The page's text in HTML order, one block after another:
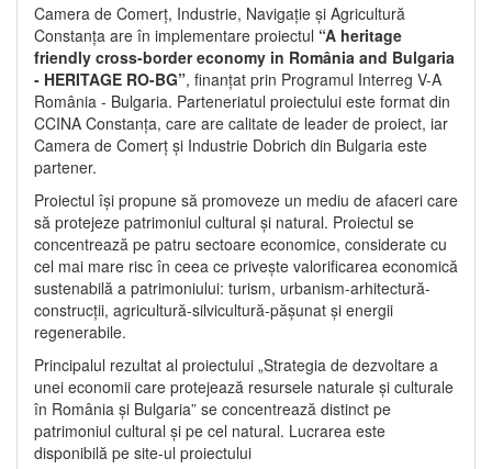
Camera de Comerț, Industrie, Navigație și Agricultură
Constanța are în implementare proiectul “A heritage
friendly cross-border economy in România and Bulgaria
- HERITAGE RO-BG”, finanțat prin Programul Interreg V-A
România - Bulgaria. Parteneriatul proiectului este format din
CCINA Constanța, care are calitate de leader de proiect, iar
Camera de Comerț și Industrie Dobrich din Bulgaria este
partener.
Proiectul își propune să promoveze un mediu de afaceri care
să protejeze patrimoniul cultural și natural. Proiectul se
concentrează pe patru sectoare economice, considerate cu
cel mai mare risc în ceea ce privește valorificarea economică
sustenabilă a patrimoniului: turism, urbanism-arhitectură-
construcții, agricultură-silvicultură-pășunat și energii
regenerabile.
Principalul rezultat al proiectului „Strategia de dezvoltare a
unei economii care protejează resursele naturale și culturale
în România și Bulgaria” se concentrează distinct pe
patrimoniul cultural și pe cel natural. Lucrarea este
disponibilă pe site-ul proiectului